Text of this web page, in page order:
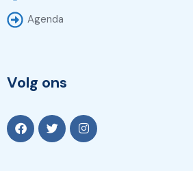
Agenda
Volg ons